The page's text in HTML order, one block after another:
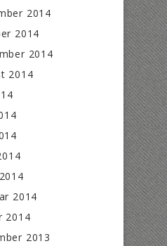
2014
2014
2014
2014
2014
2014
2013